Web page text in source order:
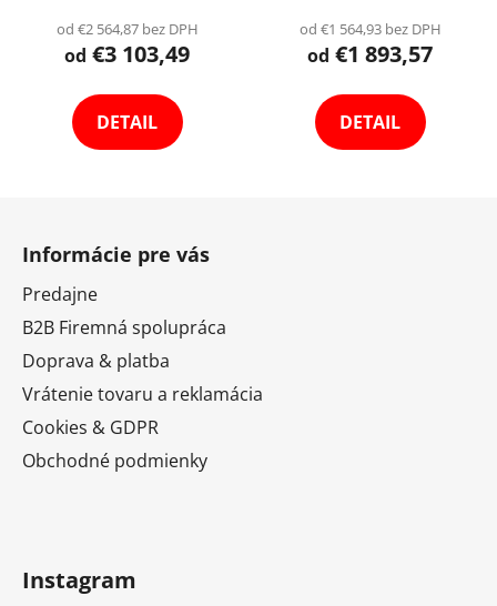
Výber Varianta
od €2 564,87 bez DPH
od €3 103,49
DETAIL
od €1 564,93 bez DPH
od €1 893,57
DETAIL
Informácie pre vás
Predajne
B2B Firemná spolupráca
Doprava & platba
Vrátenie tovaru a reklamácia
Cookies & GDPR
Obchodné podmienky
Instagram